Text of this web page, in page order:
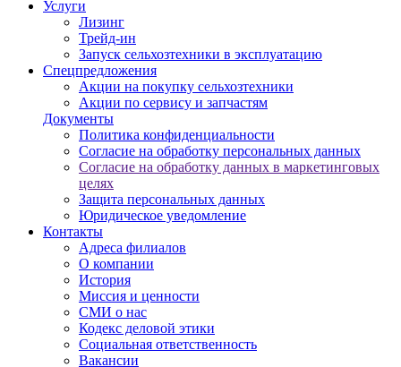
Услуги
Лизинг
Трейд-ин
Запуск сельхозтехники в эксплуатацию
Спецпредложения
Акции на покупку сельхозтехники
Акции по сервису и запчастям
Документы
Политика конфиденциальности
Согласие на обработку персональных данных
Согласие на обработку данных в маркетинговых
целях
Защита персональных данных
Юридическое уведомление
Контакты
Адреса филиалов
О компании
История
Миссия и ценности
СМИ о нас
Кодекс деловой этики
Социальная ответственность
Вакансии